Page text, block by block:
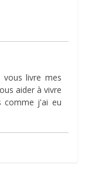
vous livre mes
aider à vivre
comme j'ai eu